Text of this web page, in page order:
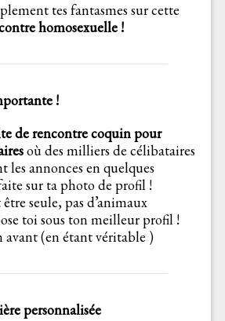
tes fantasmes sur cette
homosexuelle !
!
de rencontre coquin pour
où des milliers de célibataires
les annonces en quelques
sur ta photo de profil !
seule, pas d’animaux
toi sous ton meilleur profil !
avant (en étant véritable )
personnalisée